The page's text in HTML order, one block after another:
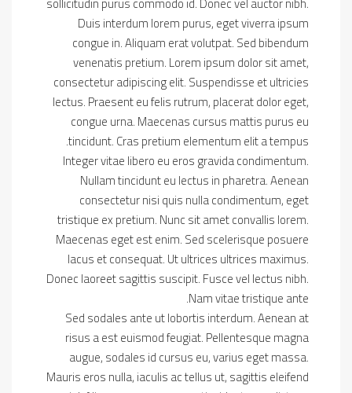
Duis interdum lorem purus, eget viverra ipsum
congue in. Aliquam erat volutpat. Sed bibendum
venenatis pretium. Lorem ipsum dolor sit amet,
consectetur adipiscing elit. Suspendisse et ultricies
lectus. Praesent eu felis rutrum, placerat dolor eget,
congue urna. Maecenas cursus mattis purus eu
tincidunt. Cras pretium elementum elit a tempus.
Integer vitae libero eu eros gravida condimentum.
Nullam tincidunt eu lectus in pharetra. Aenean
consectetur nisi quis nulla condimentum, eget
tristique ex pretium. Nunc sit amet convallis lorem.
Maecenas eget est enim. Sed scelerisque posuere
lacus et consequat. Ut ultrices ultrices maximus.
Donec laoreet sagittis suscipit. Fusce vel lectus nibh.
Nam vitae tristique ante.
Sed sodales ante ut lobortis interdum. Aenean at
risus a est euismod feugiat. Pellentesque magna
augue, sodales id cursus eu, varius eget massa.
Mauris eros nulla, iaculis ac tellus ut, sagittis eleifend